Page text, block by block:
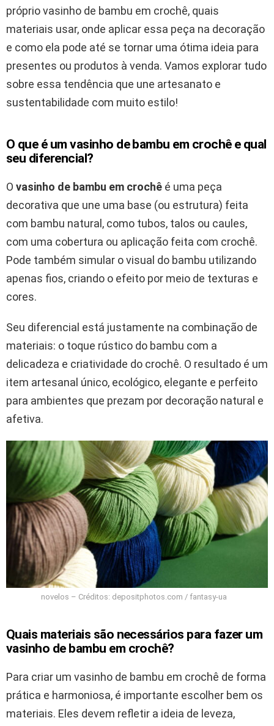
próprio vasinho de bambu em crochê, quais
materiais usar, onde aplicar essa peça na decoração
e como ela pode até se tornar uma ótima ideia para
presentes ou produtos à venda. Vamos explorar tudo
sobre essa tendência que une artesanato e
sustentabilidade com muito estilo!
O que é um vasinho de bambu em crochê e qual
seu diferencial?
O vasinho de bambu em crochê é uma peça
decorativa que une uma base (ou estrutura) feita
com bambu natural, como tubos, talos ou caules,
com uma cobertura ou aplicação feita com crochê.
Pode também simular o visual do bambu utilizando
apenas fios, criando o efeito por meio de texturas e
cores.
Seu diferencial está justamente na combinação de
materiais: o toque rústico do bambu com a
delicadeza e criatividade do crochê. O resultado é um
item artesanal único, ecológico, elegante e perfeito
para ambientes que prezam por decoração natural e
afetiva.
novelos – Créditos: depositphotos.com / fantasy-ua
Quais materiais são necessários para fazer um
vasinho de bambu em crochê?
Para criar um vasinho de bambu em crochê de forma
prática e harmoniosa, é importante escolher bem os
materiais. Eles devem refletir a ideia de leveza,